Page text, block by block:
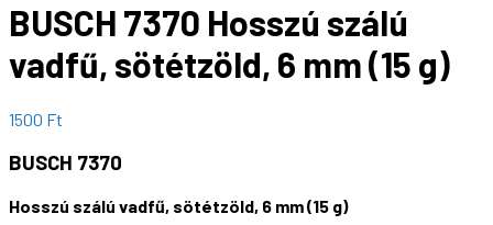
BUSCH 7370 Hosszú szálú
vadfű, sötétzöld, 6 mm (15 g)
1500 Ft
BUSCH 7370
Hosszú szálú vadfű, sötétzöld, 6 mm (15 g)